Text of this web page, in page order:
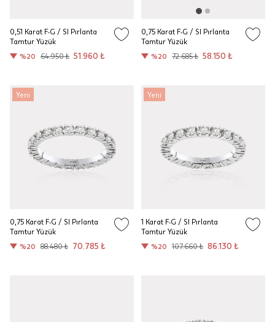
0,51 Karat F-G / SI Pırlanta
Tamtur Yüzük
%20
64.950 ₺ 51.960 ₺
0,75 Karat F-G / SI Pırlanta
Tamtur Yüzük
%20
72.685 ₺ 58.150 ₺
Yeni
0,75 Karat F-G / SI Pırlanta
Tamtur Yüzük
%20
88.480 ₺ 70.785 ₺
Yeni
1 Karat F-G / SI Pırlanta
Tamtur Yüzük
%20
107.660 ₺ 86.130 ₺